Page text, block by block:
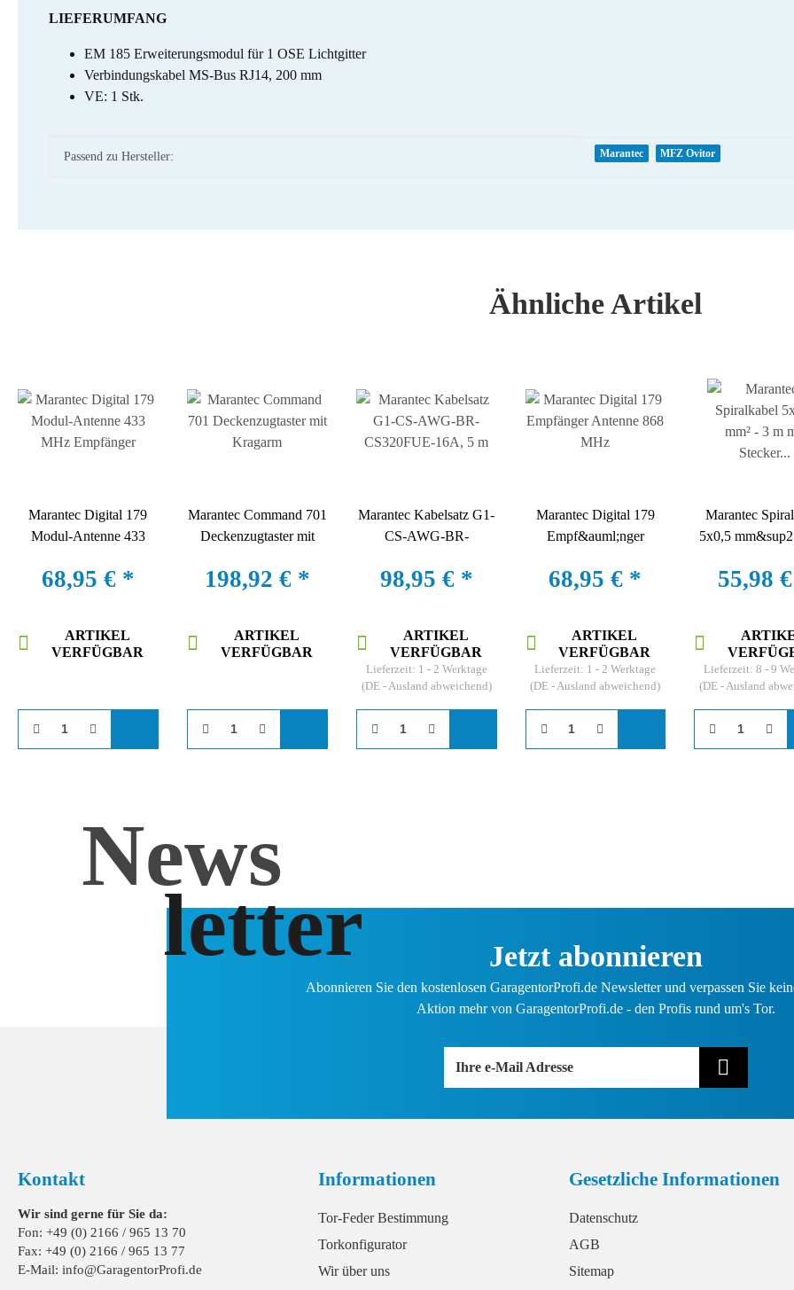
LIEFERUMFANG
EM 185 Erweiterungsmodul für 1 OSE Lichtgitter
Verbindungskabel MS-Bus RJ14, 200 mm
VE: 1 Stk.
Produkteigenschaft
Wert
Passend zu Hersteller: Marantec MFZ Ovitor
Ähnliche Artikel
Marantec Digital 179
Modul-Antenne 433
68,95 € *
ARTIKEL
VERFÜGBAR
Marantec Command 701
Deckenzugtaster mit
198,92 € *
ARTIKEL
VERFÜGBAR
Marantec Kabelsatz G1-
CS-AWG-BR-
98,95 € *
ARTIKEL
VERFÜGBAR
Lieferzeit: 1 - 2 Werktage
(DE - Ausland abweichend)
Marantec Digital 179
Empf&auml;nger
68,95 € *
ARTIKEL
VERFÜGBAR
Lieferzeit: 1 - 2 Werktage
(DE - Ausland abweichend)
Marantec
5x0,5
Torblatt-
55,98 €
Lieferzeit:8 - 9
(DE - Ausland
News
letter Jetzt abonnieren
Abonnieren Sie den kostenlosen GaragentorProfi.de Newsletter und verpassen Sie
Aktion mehr von GaragentorProfi.de - den Profis rund um's Tor.
Ihre e-Mail Adresse
Kontakt
Wir sind gerne für Sie da:
Fon: +49 (0) 2166 / 965 13 70
Fax: +49 (0) 2166 / 965 13 77
E-Mail: info@GaragentorProfi.de
Informationen
Tor-Feder Bestimmung
Torkonfigurator
Wir über uns
Gesetzliche Informationen
Datenschutz
AGB
Sitemap